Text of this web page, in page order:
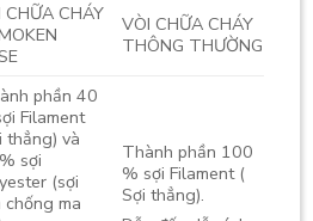
CHỮA CHÁY
VÒI CHỮA CHÁY
THÔNG THƯỜNG
phần 40
Filament
thẳng) và
sợi
(sợi
chống ma
Thành phần 100
% sợi Filament (
Sợi thẳng).